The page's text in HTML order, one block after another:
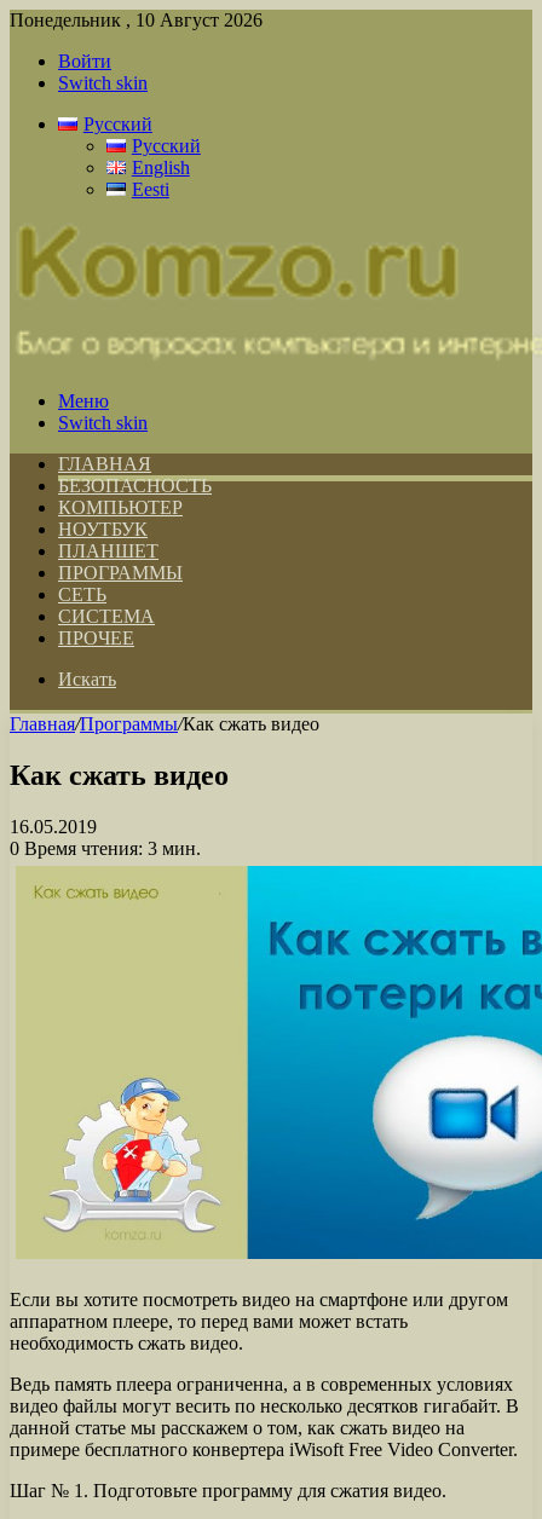
Понедельник , 10 Август 2026
Войти
Switch skin
Русский
Русский
English
Eesti
Меню
Switch skin
ГЛАВНАЯ
БЕЗОПАСНОСТЬ
КОМПЬЮТЕР
НОУТБУК
ПЛАНШЕТ
ПРОГРАММЫ
СЕТЬ
СИСТЕМА
ПРОЧЕЕ
Искать
Главная/Программы/Как сжать видео
Как сжать видео
16.05.2019
0 Время чтения: 3 мин.
Если вы хотите посмотреть видео на смартфоне или другом
аппаратном плеере, то перед вами может встать
необходимость сжать видео.
Ведь память плеера ограниченна, а в современных условиях
видео файлы могут весить по несколько десятков гигабайт. В
данной статье мы расскажем о том, как сжать видео на
примере бесплатного конвертера iWisoft Free Video Converter.
Шаг № 1. Подготовьте программу для сжатия видео.